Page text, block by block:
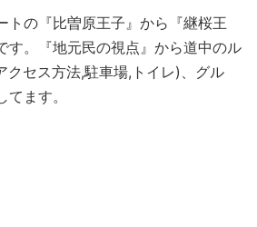
の『比曽原王子』から『継桜王
す。『地元民の視点』から道中のル
クセス方法,駐車場,トイレ)、グル
ます。